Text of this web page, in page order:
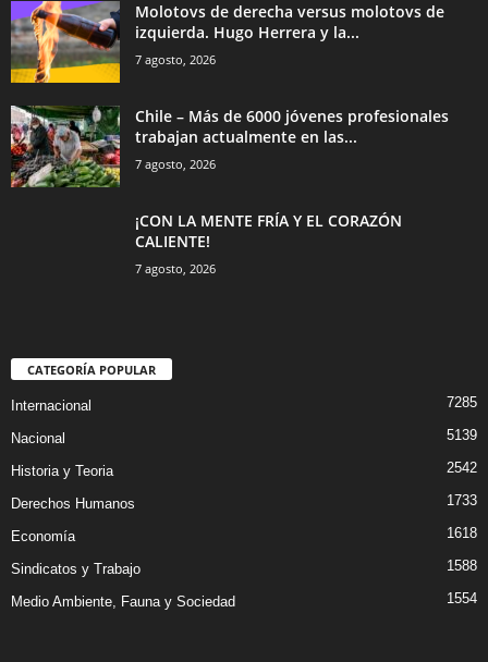
Molotovs de derecha versus molotovs de
izquierda. Hugo Herrera y la...
7 agosto, 2026
Chile – Más de 6000 jóvenes profesionales
trabajan actualmente en las...
7 agosto, 2026
¡CON LA MENTE FRÍA Y EL CORAZÓN
CALIENTE!
7 agosto, 2026
CATEGORÍA POPULAR
Internacional 7285
Nacional 5139
Historia y Teoria 2542
Derechos Humanos 1733
Economía 1618
Sindicatos y Trabajo 1588
Medio Ambiente, Fauna y Sociedad 1554